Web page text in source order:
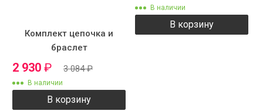
Комплект цепочка и
браслет
2 930 ₽ 3 084₽
В наличии
В корзину
В наличии
В корзину